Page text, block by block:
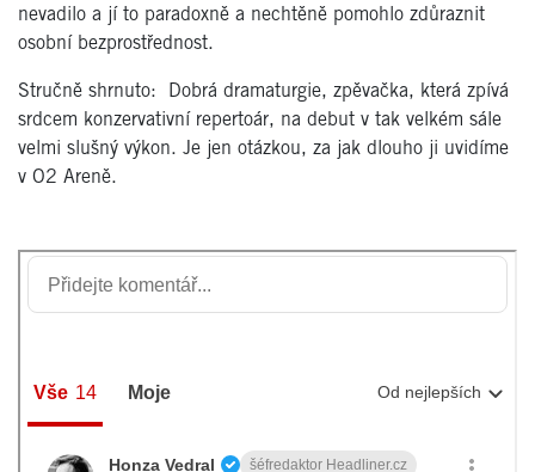
nevadilo a jí to paradoxně a nechtěně pomohlo zdůraznit
osobní bezprostřednost.
Stručně shrnuto: Dobrá dramaturgie, zpěvačka, která zpívá
srdcem konzervativní repertoár, na debut v tak velkém sále
velmi slušný výkon. Je jen otázkou, za jak dlouho ji uvidíme
v O2 Areně.